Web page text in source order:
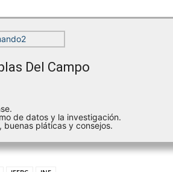
Del Campo
de datos y la investigación.
buenas pláticas y consejos.